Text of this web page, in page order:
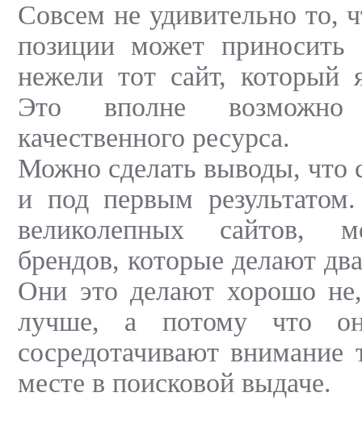
Совсем не удивительно то,
позиции может приносить
нежели тот сайт, который
Это вполне
качественного ресурса.
Можно сделать выводы, что
и под первым
великолепных сайтов,
брендов, которые делают
Они это делают хорошо
лучше, а потому что
сосредотачивают внимание
месте в поисковой выдаче.